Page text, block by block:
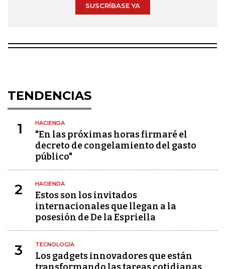
SUSCRÍBASE YA
TENDENCIAS
1 HACIENDA
"En las próximas horas firmaré el
decreto de congelamiento del gasto
público"
2 HACIENDA
Estos son los invitados
internacionales que llegan a la
posesión de De la Espriella
3 TECNOLOGÍA
Los gadgets innovadores que están